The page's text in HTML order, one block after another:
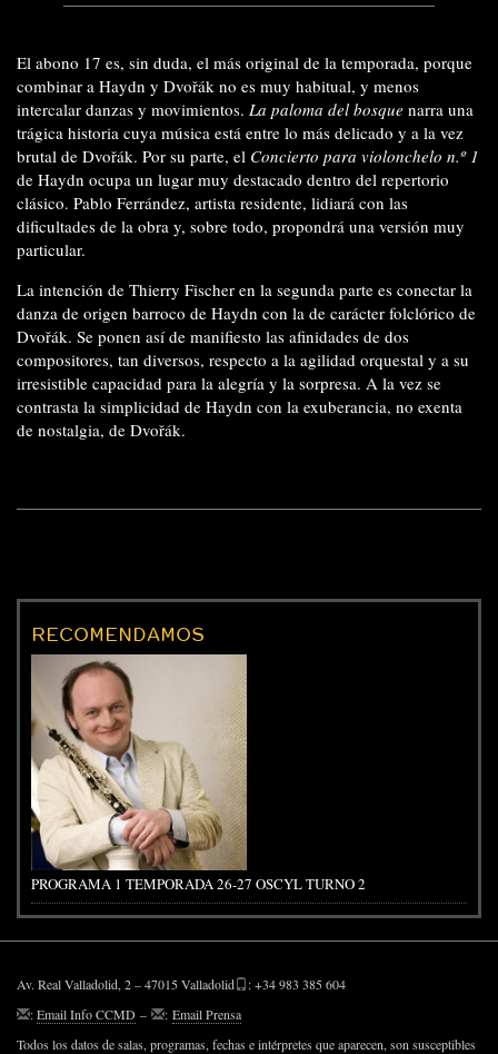
El abono 17 es, sin duda, el más original de la temporada, porque
combinar a Haydn y Dvořák no es muy habitual, y menos
intercalar danzas y movimientos. La paloma del bosque narra una
trágica historia cuya música está entre lo más delicado y a la vez
brutal de Dvořák. Por su parte, el Concierto para violonchelo n.º 1
de Haydn ocupa un lugar muy destacado dentro del repertorio
clásico. Pablo Ferrández, artista residente, lidiará con las
dificultades de la obra y, sobre todo, propondrá una versión muy
particular.
La intención de Thierry Fischer en la segunda parte es conectar la
danza de origen barroco de Haydn con la de carácter folclórico de
Dvořák. Se ponen así de manifiesto las afinidades de dos
compositores, tan diversos, respecto a la agilidad orquestal y a su
irresistible capacidad para la alegría y la sorpresa. A la vez se
contrasta la simplicidad de Haydn con la exuberancia, no exenta
de nostalgia, de Dvořák.
RECOMENDAMOS
PROGRAMA 1 TEMPORADA 26-27 OSCYL TURNO 2
Av. Real Valladolid, 2 – 47015 Valladolid
: +34 983 385 604
:Email Info CCMD – : Email Prensa
Todos los datos de salas, programas, fechas e intérpretes que aparecen, son susceptibles